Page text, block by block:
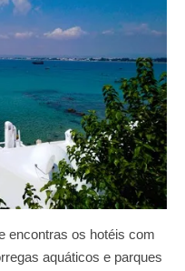
encontras os hotéis com
aquáticos e parques